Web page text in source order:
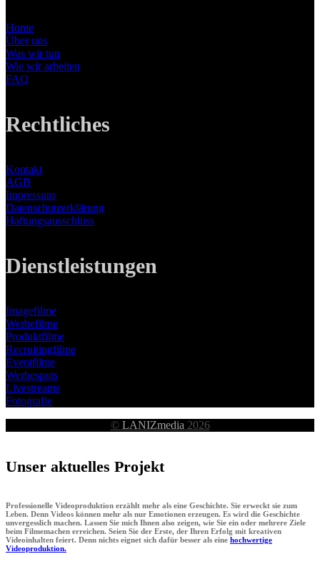
Home
Über uns
Was wir tun
Wie wir arbeiten
FAQ
Rechtliches
Kontakt
AGB
Impressum
Datenschutzerklärung
Haftungsausschluss
Dienstleistungen
Imagefilme
Werbefilme
Produktfilme
Recruitingfilme
Eventfilme
Werbespots
Livestreams
Fotografie
© LANIZmedia 2026
Unser aktuelles Projekt
Professionelle Videoproduktion erzählt mehr als eine Geschichte. Sie erweckt sie zum
Leben. Denn Videos können mehr als nur Emotionen erzeugen. Es wird die Geschichte
unvergesslich machen. Lassen Sie mich Ihnen also zeigen, wie Sie ein oder mehrere Ziele
beim Filmemachen erreichen. Seien Sie der Erste, der Ihren Erfolg mit kreativen
Videoinhalten feiert. Denn nichts eignet sich dafür besser als eine hochwertige
Videoproduktion.